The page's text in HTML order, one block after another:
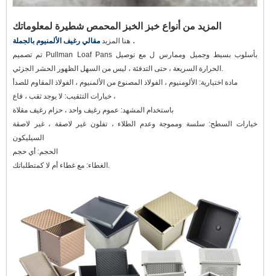
المزيد من أنواع خبز الخبز المحمص شطيرة لمعلوماتك
هنا المزيد مقالي رغيف الألمنيوم بالجملة .
تم تصميم Pullman Loaf Pans بأسلوب بسيط وجميل وممارس ل معتوصيل
الحرارة السريعة ، حتى التدفئة ، ليس من السهل الظهور الحشر الجزئي.
مادة اختيارية: الألومنيوم ، الفولاذ المصنوع من الألمنيوم ، الفولاذ المقاوم للصدأ
خيارات التثقيب: لا يوجد ثقب ، قاع ،
باستخدام المشهد: عموم رغيف واحد ، حزام رغيف مقلاة
خيارات السطح: سلسة ومموجة وعدم الطلاء ، تفلون غير لاصقة ، غير لاصقة
السيليكون
الحجم: أي حجم
الغطاء: مع غطاء أم لا كمتطلباتك.